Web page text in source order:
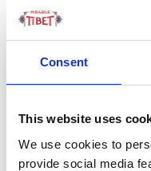
Consent
This website uses
We use cookies to
provide social media